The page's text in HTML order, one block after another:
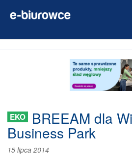
EKO BREEAM dla
Business Park
15 lipca 2014